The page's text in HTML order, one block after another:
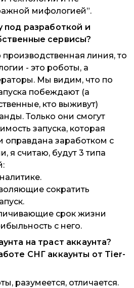
мифологией”.
под разработкой и
сервисы?
линия, то
- это роботы, а
Мы видим, что по
побеждают (а
кто выживут)
Только они смогут
запуска, которая
оправдана заработком с
я считаю, будут 3 типа
сократить
срок жизни
с него.
на траст аккаунта?
СНГ аккаунты от Tier-
разумеется, отличается.